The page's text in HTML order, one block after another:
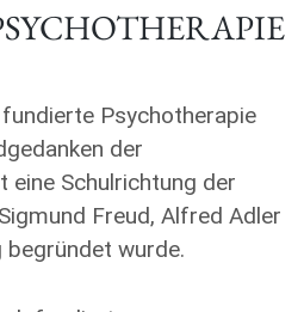
Psychotherapie
der
eine Schulrichtung der
Freud, Alfred Adler
begründet wurde.